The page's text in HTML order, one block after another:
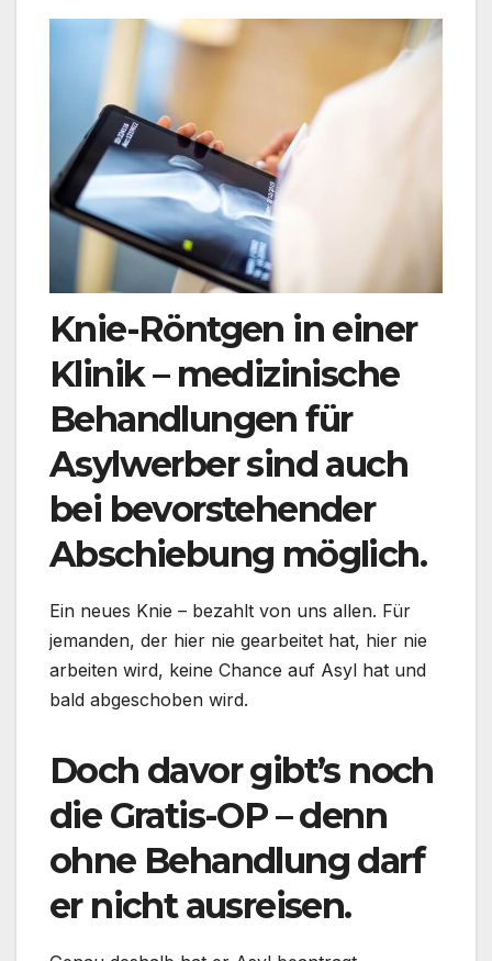
Knie-Röntgen in einer
Klinik – medizinische
Behandlungen für
Asylwerber sind auch
bei bevorstehender
Abschiebung möglich.
Ein neues Knie – bezahlt von uns allen. Für
jemanden, der hier nie gearbeitet hat, hier nie
arbeiten wird, keine Chance auf Asyl hat und
bald abgeschoben wird.
Doch davor gibt’s noch
die Gratis-OP – denn
ohne Behandlung darf
er nicht ausreisen.